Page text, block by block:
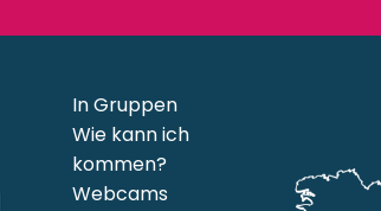
In Gruppen
Wie kann ich
kommen?
Webcams